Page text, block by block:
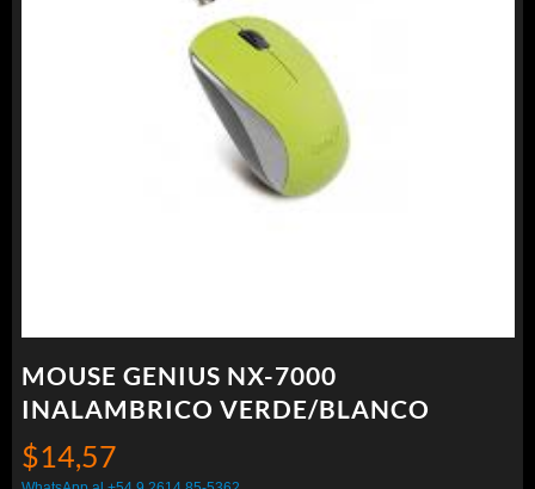
MOUSE GENIUS NX-7000
INALAMBRICO VERDE/BLANCO
$14,57